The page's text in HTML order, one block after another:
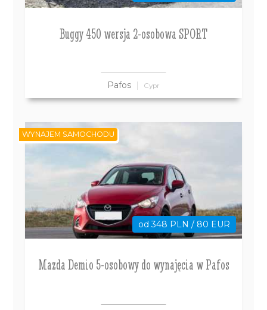
Buggy 450 wersja 2-osobowa SPORT
Pafos Cypr
od 348 PLN / 80 EUR
Mazda Demio 5-osobowy do wynajęcia w Pafos
WYNAJEM SAMOCHODU